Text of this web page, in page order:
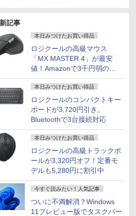
記事
本日みつけたお買い得品
ロジクールの高級マウス
「MX MASTER 4」が最安
値！Amazonで3千円弱の割
引
本日みつけたお買い得品
ロジクールのコンパクトキー
ボードが3,720円引き。
Bluetoothで3台接続対応
本日みつけたお買い得品
ロジクールの高級トラックボ
ールが3,320円オフ！定番モ
デルも5,280円に割引中
今すぐ読みたい！人気記事
ついに不満解消？Windows
11プレビュー版でタスクバー